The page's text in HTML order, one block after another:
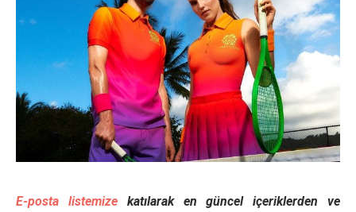
E-posta listemizekatılarak en güncel içeriklerden ve